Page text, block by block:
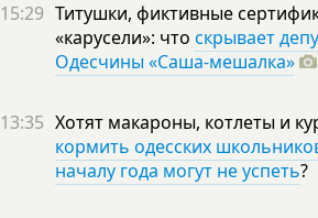
15:29 Титушки, фиктивные
«карусели»: что скрывает
Одесчины «Саша-мешалка»
13:35 Хотят макароны, котлеты и
кормить одесских
началу года могут не успеть?